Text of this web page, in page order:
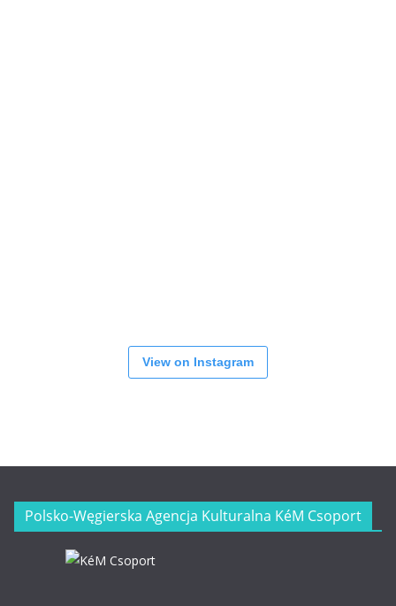
View on Instagram
Polsko-Węgierska Agencja Kulturalna KéM Csoport